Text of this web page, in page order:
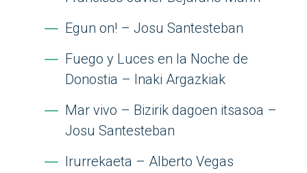
Egun on! – Josu Santesteban
Fuego y Luces en la Noche de
Donostia – Inaki Argazkiak
Mar vivo – Bizirik dagoen itsasoa –
Josu Santesteban
Irurrekaeta – Alberto Vegas